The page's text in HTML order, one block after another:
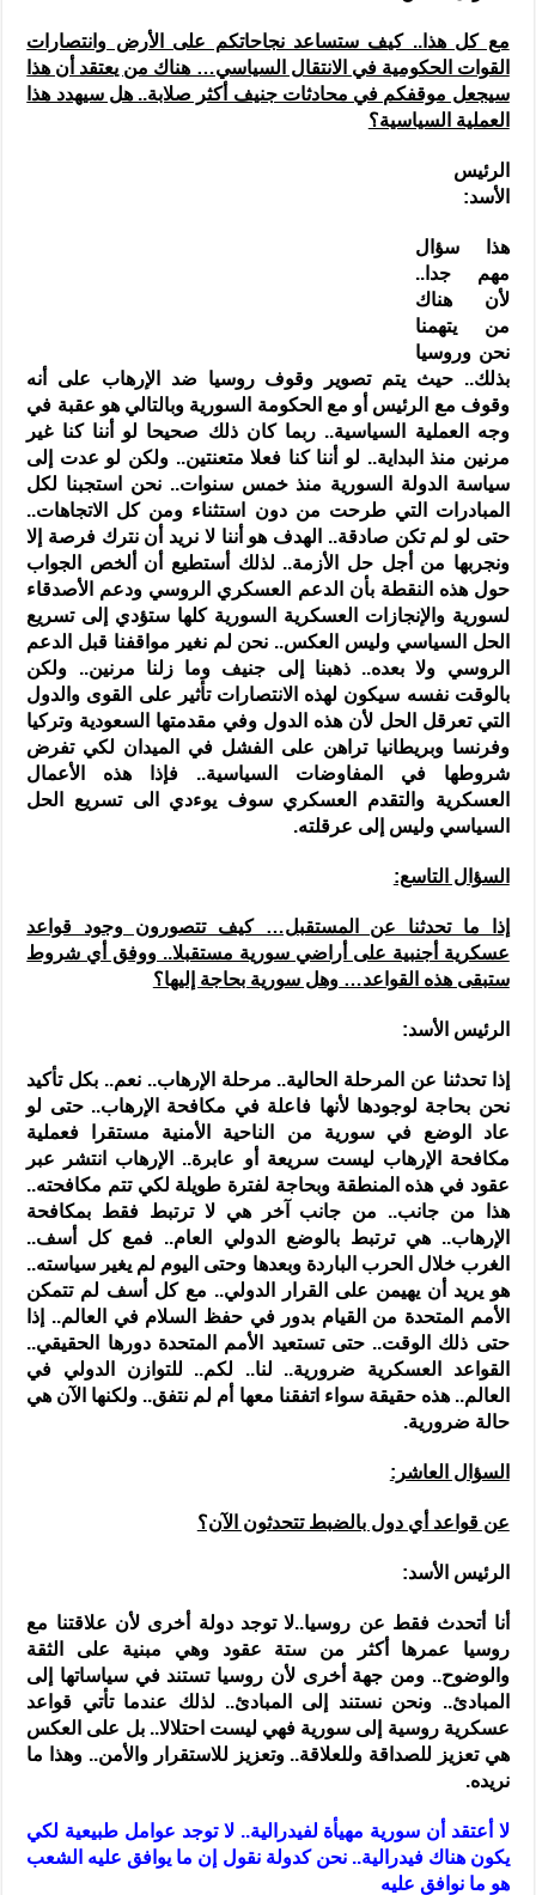
مع كل هذا.. كيف ستساعد نجاحاتكم على الأرض وانتصارات
القوات الحكومية في الانتقال السياسي… هناك من يعتقد أن هذا
سيجعل موقفكم في محادثات جنيف أكثر صلابة.. هل سيهدد هذا
العملية السياسية؟
الرئيس
الأسد:
هذا سؤال
مهم جدا..
لأن هناك
من يتهمنا
نحن وروسيا
بذلك.. حيث يتم تصوير وقوف روسيا ضد الإرهاب على أنه
وقوف مع الرئيس أو مع الحكومة السورية وبالتالي هو عقبة في
وجه العملية السياسية.. ربما كان ذلك صحيحا لو أننا كنا غير
مرنين منذ البداية.. لو أننا كنا فعلا متعنتين.. ولكن لو عدت إلى
سياسة الدولة السورية منذ خمس سنوات.. نحن استجبنا لكل
المبادرات التي طرحت من دون استثناء ومن كل الاتجاهات..
حتى لو لم تكن صادقة.. الهدف هو أننا لا نريد أن نترك فرصة إلا
ونجربها من أجل حل الأزمة.. لذلك أستطيع أن ألخص الجواب
حول هذه النقطة بأن الدعم العسكري الروسي ودعم الأصدقاء
لسورية والإنجازات العسكرية السورية كلها ستؤدي إلى تسريع
الحل السياسي وليس العكس.. نحن لم نغير مواقفنا قبل الدعم
الروسي ولا بعده.. ذهبنا إلى جنيف وما زلنا مرنين.. ولكن
بالوقت نفسه سيكون لهذه الانتصارات تأثير على القوى والدول
التي تعرقل الحل لأن هذه الدول وفي مقدمتها السعودية وتركيا
وفرنسا وبريطانيا تراهن على الفشل في الميدان لكي تفرض
شروطها في المفاوضات السياسية.. فإذا هذه الأعمال
العسكرية والتقدم العسكري سوف يوءدي الى تسريع الحل
السياسي وليس إلى عرقلته.
السؤال التاسع:
إذا ما تحدثنا عن المستقبل… كيف تتصورون وجود قواعد
عسكرية أجنبية على أراضي سورية مستقبلا.. ووفق أي شروط
ستبقى هذه القواعد… وهل سورية بحاجة إليها؟
الرئيس الأسد:
إذا تحدثنا عن المرحلة الحالية.. مرحلة الإرهاب.. نعم.. بكل تأكيد
نحن بحاجة لوجودها لأنها فاعلة في مكافحة الإرهاب.. حتى لو
عاد الوضع في سورية من الناحية الأمنية مستقرا فعملية
مكافحة الإرهاب ليست سريعة أو عابرة.. الإرهاب انتشر عبر
عقود في هذه المنطقة وبحاجة لفترة طويلة لكي تتم مكافحته..
هذا من جانب.. من جانب آخر هي لا ترتبط فقط بمكافحة
الإرهاب.. هي ترتبط بالوضع الدولي العام.. فمع كل أسف..
الغرب خلال الحرب الباردة وبعدها وحتى اليوم لم يغير سياسته..
هو يريد أن يهيمن على القرار الدولي.. مع كل أسف لم تتمكن
الأمم المتحدة من القيام بدور في حفظ السلام في العالم.. إذا
حتى ذلك الوقت.. حتى تستعيد الأمم المتحدة دورها الحقيقي..
القواعد العسكرية ضرورية.. لنا.. لكم.. للتوازن الدولي في
العالم.. هذه حقيقة سواء اتفقنا معها أم لم نتفق.. ولكنها الآن هي
حالة ضرورية.
السؤال العاشر:
عن قواعد أي دول بالضبط تتحدثون الآن؟
الرئيس الأسد:
أنا أتحدث فقط عن روسيا..لا توجد دولة أخرى لأن علاقتنا مع
روسيا عمرها أكثر من ستة عقود وهي مبنية على الثقة
والوضوح.. ومن جهة أخرى لأن روسيا تستند في سياساتها إلى
المبادئ.. ونحن نستند إلى المبادئ.. لذلك عندما تأتي قواعد
عسكرية روسية إلى سورية فهي ليست احتلالا.. بل على العكس
هي تعزيز للصداقة وللعلاقة.. وتعزيز للاستقرار والأمن.. وهذا ما
نريده.
لا أعتقد أن سورية مهيأة لفيدرالية.. لا توجد عوامل طبيعية لكي
يكون هناك فيدرالية.. نحن كدولة نقول إن ما يوافق عليه الشعب
هو ما نوافق عليه